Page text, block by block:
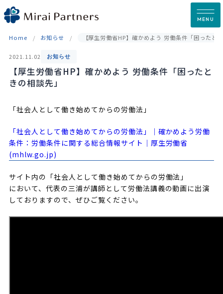
Skip
to
MENU
Home お知らせ 【厚生労働省HP】確かめよう 労働条件「困ったと
2021.11.02 お知らせ
【厚生労働省HP】確かめよう 労働条件「困ったと
きの相談先」
「社会人として働き始めてからの労働法」
「社会人として働き始めてからの労働法」｜確かめよう労働
条件：労働条件に関する総合情報サイト｜厚生労働省
(mhlw.go.jp)
サイト内の「社会人として働き始めてからの労働法」
において、代表の三浦が講師として労働法講義の動画に出演
しておりますので、ぜひご覧ください。